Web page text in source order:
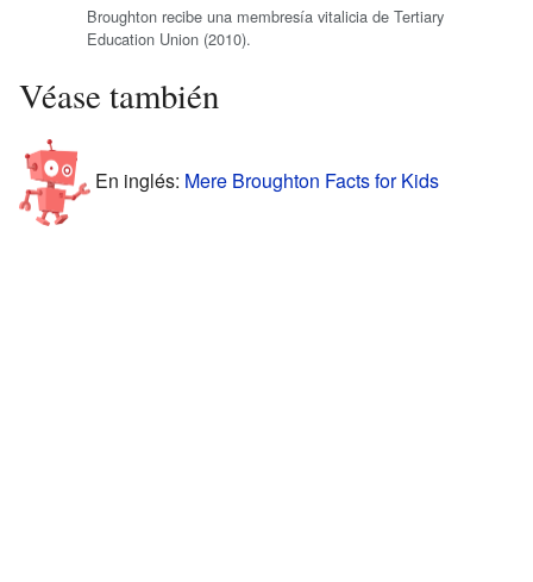
Broughton recibe una membresía vitalicia de Tertiary
Education Union (2010).
Véase también
En inglés: Mere Broughton Facts for Kids